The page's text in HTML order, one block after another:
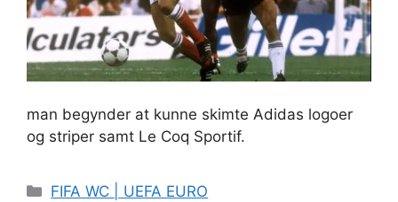
man begynder at kunne skimte Adidas logoer
og striper samt Le Coq Sportif.
Kategorier
FIFA WC | UEFA EURO